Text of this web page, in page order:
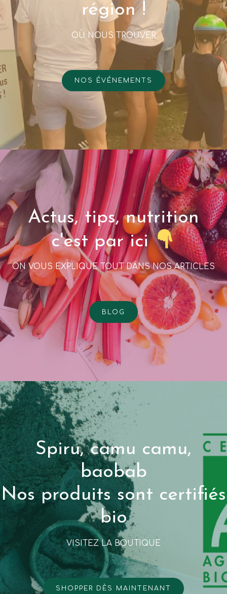
région !
OÙ NOUS TROUVER
NOS ÉVÉNEMENTS
Actus, tips, nutrition
c'est par ici
ON VOUS EXPLIQUE TOUT DANS NOS ARTICLES
BLOG
Spiru, camu camu,
baobab
Nos produits sont certifiés
bio
VISITEZ LA BOUTIQUE
SHOPPER DЀS MAINTENANT